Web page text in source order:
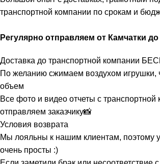
транспортной компании по срокам и
Регулярно отправляем от Камчатки
Доставка до транспортной компании
По желанию сжимаем воздухом игрушки,
объем
Все фото и видео отчеты с транспортной
отправляем заказчику📸
Условия возврата
Мы лояльны к нашим клиентам, поэтому
очень просты :)